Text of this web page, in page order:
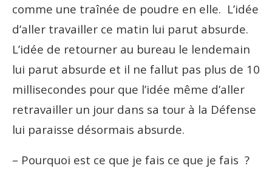
comme une traînée de poudre en elle. L’idée
d’aller travailler ce matin lui parut absurde.
L’idée de retourner au bureau le lendemain
lui parut absurde et il ne fallut pas plus de 10
millisecondes pour que l’idée même d’aller
retravailler un jour dans sa tour à la Défense
lui paraisse désormais absurde.
– Pourquoi est ce que je fais ce que je fais ?